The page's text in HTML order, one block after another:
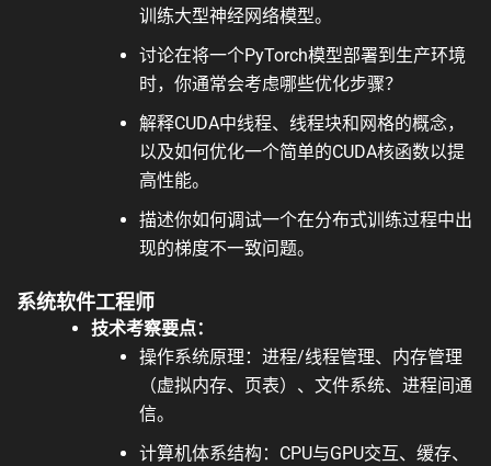
训练大型神经网络模型。
讨论在将一个PyTorch模型部署到生产环境
时，你通常会考虑哪些优化步骤？
解释CUDA中线程、线程块和网格的概念，
以及如何优化一个简单的CUDA核函数以提
高性能。
描述你如何调试一个在分布式训练过程中出
现的梯度不一致问题。
系统软件工程师
技术考察要点：
操作系统原理：进程/线程管理、内存管理
（虚拟内存、页表）、文件系统、进程间通
信。
计算机体系结构：CPU与GPU交互、缓存、